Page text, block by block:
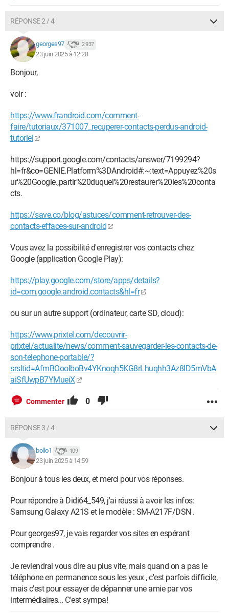
RÉPONSE 2 / 4
georges97 2 937
23 juin 2025 à 12:28
Bonjour,
voir :
https://www.frandroid.com/comment-
faire/tutoriaux/371007_recuperer-contacts-perdus-android-
tutoriel
https://support.google.com/contacts/answer/7199294?
hl=fr&co=GENIE.Platform%3DAndroid#:~:text=Appuyez%20s
ur%20Google.,partir%20duquel%20restaurer%20les%20conta
cts.
https://save.co/blog/astuces/comment-retrouver-des-
contacts-effaces-sur-android
Vous avez la possibilité d'enregistrer vos contacts chez
Google (application Google Play):
https://play.google.com/store/apps/details?
id=com.google.android.contacts&hl=fr
ou sur un autre support (ordinateur, carte SD, cloud):
https://www.prixtel.com/decouvrir-
prixtel/actualite/news/comment-sauvegarder-les-contacts-de-
son-telephone-portable/?
srsltid=AfmBOoolboBv4YKnoqh5KG8rLhuqhh3Az8ID5mVbA
aiSfUwpB7YMueiX
Commenter 0
RÉPONSE 3 / 4
bollo1 109
23 juin 2025 à 14:59
Bonjour à tous les deux, et merci pour vos réponses.
Pour répondre à Didi64_549, j'ai réussi à avoir les infos:
Samsung Galaxy A21S et le modèle : SM-A217F/DSN .
Pour georges97, je vais regarder vos sites en espérant
comprendre .
Je reviendrai vous dire au plus vite, mais quand on a pas le
téléphone en permanence sous les yeux , c'est parfois difficile,
mais c'est pour essayer de dépanner une amie par vos
intermédiaires... C'est sympa!